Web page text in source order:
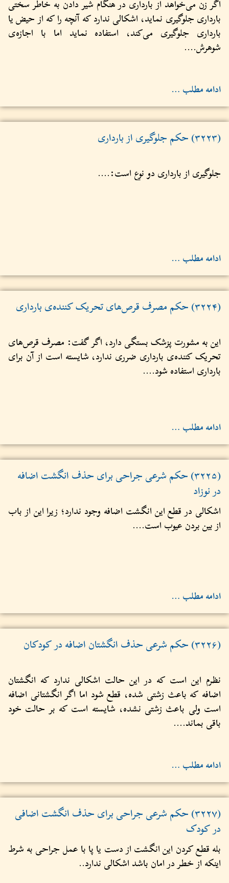
اگر زن می‌خواهد از بارداری در هنگام شیر دادن به خاطر سختی
بارداری جلوگیری نماید، اشکالی ندارد که آنچه را که از حیض یا
بارداری جلوگیری می‌کند، استفاده نماید اما با اجازه‌ی
شوهرش....
ادامه مطلب …
(۳۲۲۳) حکم جلوگیری از بارداری
جلوگیری از بارداری دو نوع است:....
ادامه مطلب …
(۳۲۲۴) حکم مصرف قرص‌های تحریک کننده‌ی بارداری
این به مشورت پزشک بستگی دارد، اگر گفت: مصرف قرص‌های
تحریک کننده‌ی بارداری ضرری ندارد، شایسته است از آن برای
بارداری استفاده شود....
ادامه مطلب …
(۳۲۲۵) حکم شرعی جراحی برای حذف انگشت اضافه
در نوزاد
اشکالی در قطع این انگشت اضافه وجود ندارد؛ زیرا این از باب
از بین بردن عیوب است....
ادامه مطلب …
(۳۲۲۶) حکم شرعی حذف انگشتان اضافه در کودکان
نظرم این است که در این حالت اشکالی ندارد که انگشتان
اضافه که باعث زشتی شده، قطع شود اما اگر انگشتانی اضافه
است ولی باعث زشتی نشده، شایسته است که بر حالت خود
باقی بماند....
ادامه مطلب …
(۳۲۲۷) حکم شرعی جراحی برای حذف انگشت اضافی
در کودک
بله قطع کردن این انگشت از دست یا پا با عمل جراحی به شرط
اینکه از خطر در امان باشد اشکالی ندارد..